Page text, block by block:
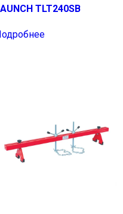
TLT240SB